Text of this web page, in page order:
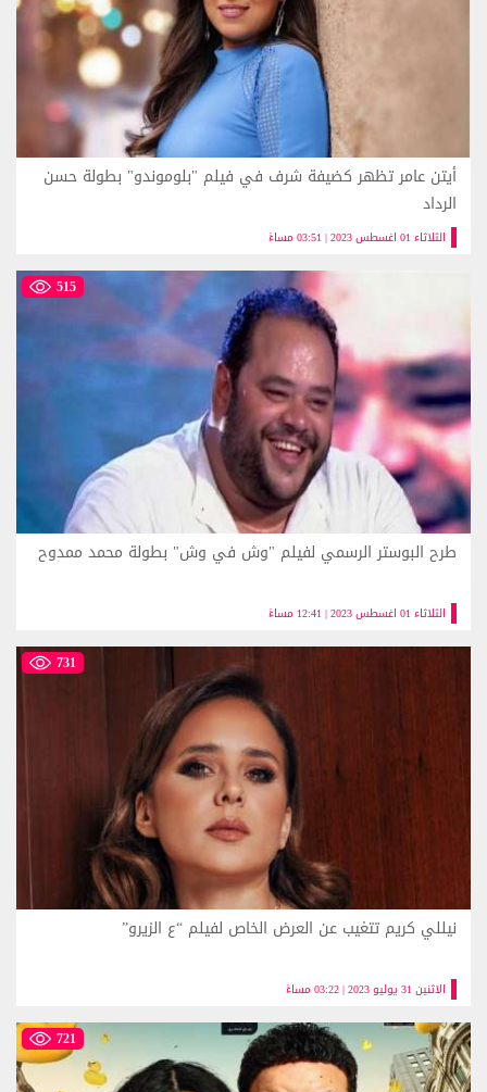
الثلاثاء 01 اغسطس 2023 | 03:51 مساءً
أيتن عامر تظهر كضيفة شرف في فيلم "بلوموندو" بطولة حسن
الرداد
515
الثلاثاء 01 اغسطس 2023 | 12:41 مساءً
طرح البوستر الرسمي لفيلم "وش في وش" بطولة محمد ممدوح
731
الاثنين 31 يوليو 2023 | 03:22 مساءً
نيللي كريم تتغيب عن العرض الخاص لفيلم “ع الزيرو”
721